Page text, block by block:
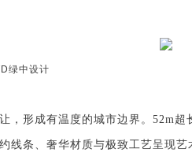
绿中设计
，形成有温度的城市边界。 52m超
线条、奢华材质与极致工艺呈现